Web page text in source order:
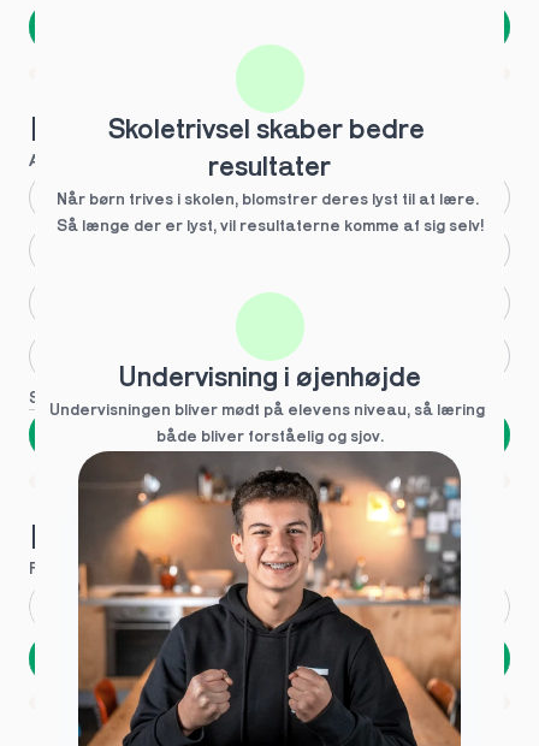
Spring over
1 ud af 9 for at finde den rette tutor
Hvilke behov?
Anbefalet til dig
Fagligt boost
Se flere
Næste
Spring over
1 ud af 9 for at finde den rette tutor
Hvad hedder du?
Fornavn Efternavn*
Næste
Opbevares sikkert - oplysninger deles aldrig
1 ud af 9 for at finde den rette tutor
Skoletrivsel skaber bedre
resultater
Når børn trives i skolen, blomstrer deres lyst til at lære.
Så længe der er lyst, vil resultaterne komme af sig selv!
Undervisning i øjenhøjde
Undervisningen bliver mødt på elevens niveau, så læring
både bliver forståelig og sjov.